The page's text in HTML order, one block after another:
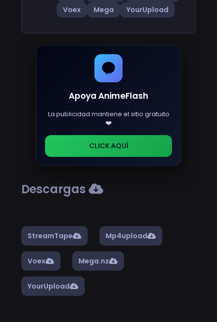
Voex
Mega YourUpload
Apoya AnimeFlash
La publicidad mantiene el sitio gratuito
❤️
CLICK AQUÍ
Descargas
StreamTape Mp4upload
Voex Mega.nz
YourUpload